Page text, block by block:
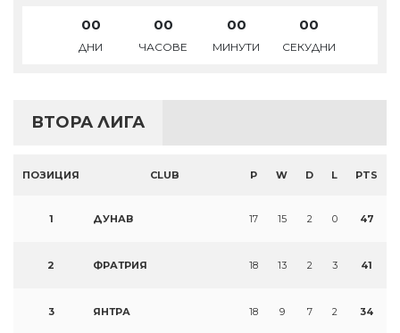
00
ДНИ
00
ЧАСОВЕ
00
МИНУТИ
00
СЕКУДНИ
ВТОРА ЛИГА
ПОЗИЦИЯ CLUB P W D L PTS
1 ДУНАВ 17 15 2 0 47
2 ФРАТРИЯ 18 13 2 3 41
3 ЯНТРА 18 9 7 2 34